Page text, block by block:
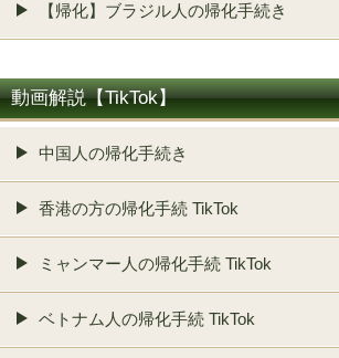
【帰化】ブラジル人の帰化手続き
動画解説【TikTok】
中国人の帰化手続き
香港の方の帰化手続 TikTok
ミャンマー人の帰化手続 TikTok
ベトナム人の帰化手続 TikTok